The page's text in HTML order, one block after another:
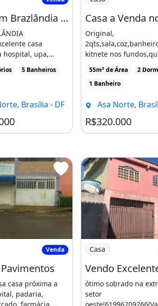
Guará
seu crédito e
bancos.
imóvel*
Casa em Brazlândia 350.000
casa
hospital, upa,
academias [...]
5 Banheiros
Brasília - DF
Original,
kitnete nos
com 2 vagas
garagem,próximo de
55m² de Área
2
1 Banheiro
Asa Norte,
R$320.000
3 Pavimentos
Venda
casa próxima a
padaria,
Imagem: Vendo
Casa
ótimo sobrado na
setor